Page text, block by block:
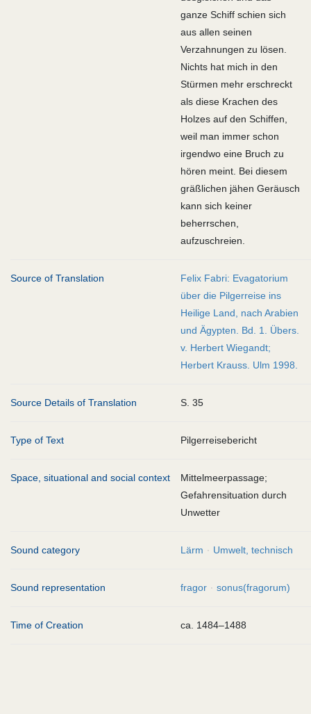
ganze Schiff schien sich
aus allen seinen
Verzahnungen zu lösen.
Nichts hat mich in den
Stürmen mehr erschreckt
als diese Krachen des
Holzes auf den Schiffen,
weil man immer schon
irgendwo eine Bruch zu
hören meint. Bei diesem
gräßlichen jähen Geräusch
kann sich keiner
beherrschen,
aufzuschreien.
Source of Translation
Felix Fabri: Evagatorium
über die Pilgerreise ins
Heilige Land, nach Arabien
und Ägypten. Bd. 1. Übers.
v. Herbert Wiegandt;
Herbert Krauss. Ulm 1998.
Source Details of Translation S. 35
Type of Text Pilgerreisebericht
Space, situational and social context
Mittelmeerpassage;
Gefahrensituation durch
Unwetter
Sound category Lärm Umwelt, technisch
Sound representation fragor sonus(fragorum)
Time of Creation ca. 1484–1488